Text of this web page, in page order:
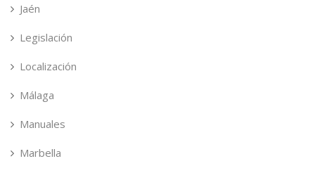
Jaén
Legislación
Localización
Málaga
Manuales
Marbella